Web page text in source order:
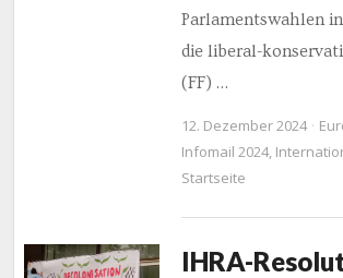
Parlamentswahlen
die liberal-
(FF) …
12. Dezember 2024
Infomail 2024,
Startseite
IHRA-